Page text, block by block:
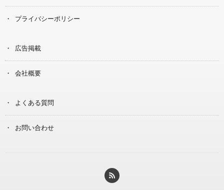
プライバシーポリシー
広告掲載
会社概要
よくある質問
お問い合わせ